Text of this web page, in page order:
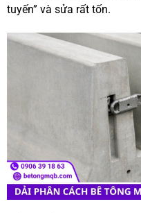
tuyến” và sửa rất tốn.